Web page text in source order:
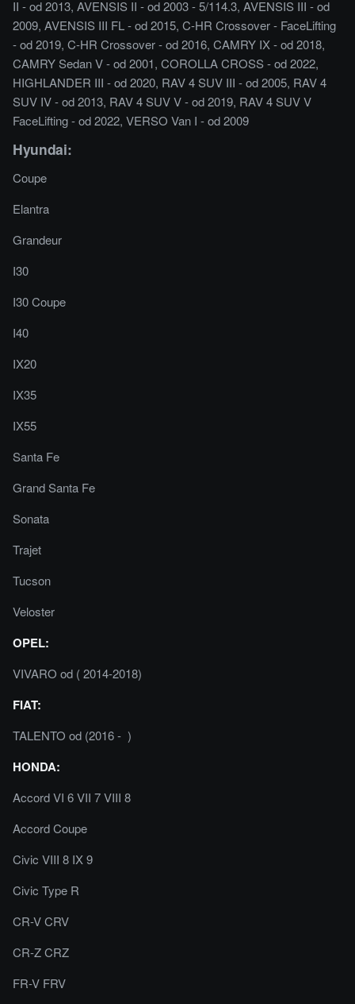
II - od 2013, AVENSIS II - od 2003 - 5/114.3, AVENSIS III - od
2009, AVENSIS III FL - od 2015, C-HR Crossover - FaceLifting
- od 2019, C-HR Crossover - od 2016, CAMRY IX - od 2018,
CAMRY Sedan V - od 2001, COROLLA CROSS - od 2022,
HIGHLANDER III - od 2020, RAV 4 SUV III - od 2005, RAV 4
SUV IV - od 2013, RAV 4 SUV V - od 2019, RAV 4 SUV V
FaceLifting - od 2022, VERSO Van I - od 2009
Hyundai:
Coupe
Elantra
Grandeur
I30
I30 Coupe
I40
IX20
IX35
IX55
Santa Fe
Grand Santa Fe
Sonata
Trajet
Tucson
Veloster
OPEL:
VIVARO od ( 2014-2018)
FIAT:
TALENTO od (2016 - )
HONDA:
Accord VI 6 VII 7 VIII 8
Accord Coupe
Civic VIII 8 IX 9
Civic Type R
CR-V CRV
CR-Z CRZ
FR-V FRV